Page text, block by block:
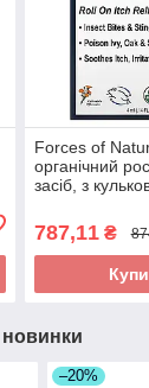
Forces of
органічний
засіб, з
підвищеною
оригінал
787,11₴
новинки
–20%